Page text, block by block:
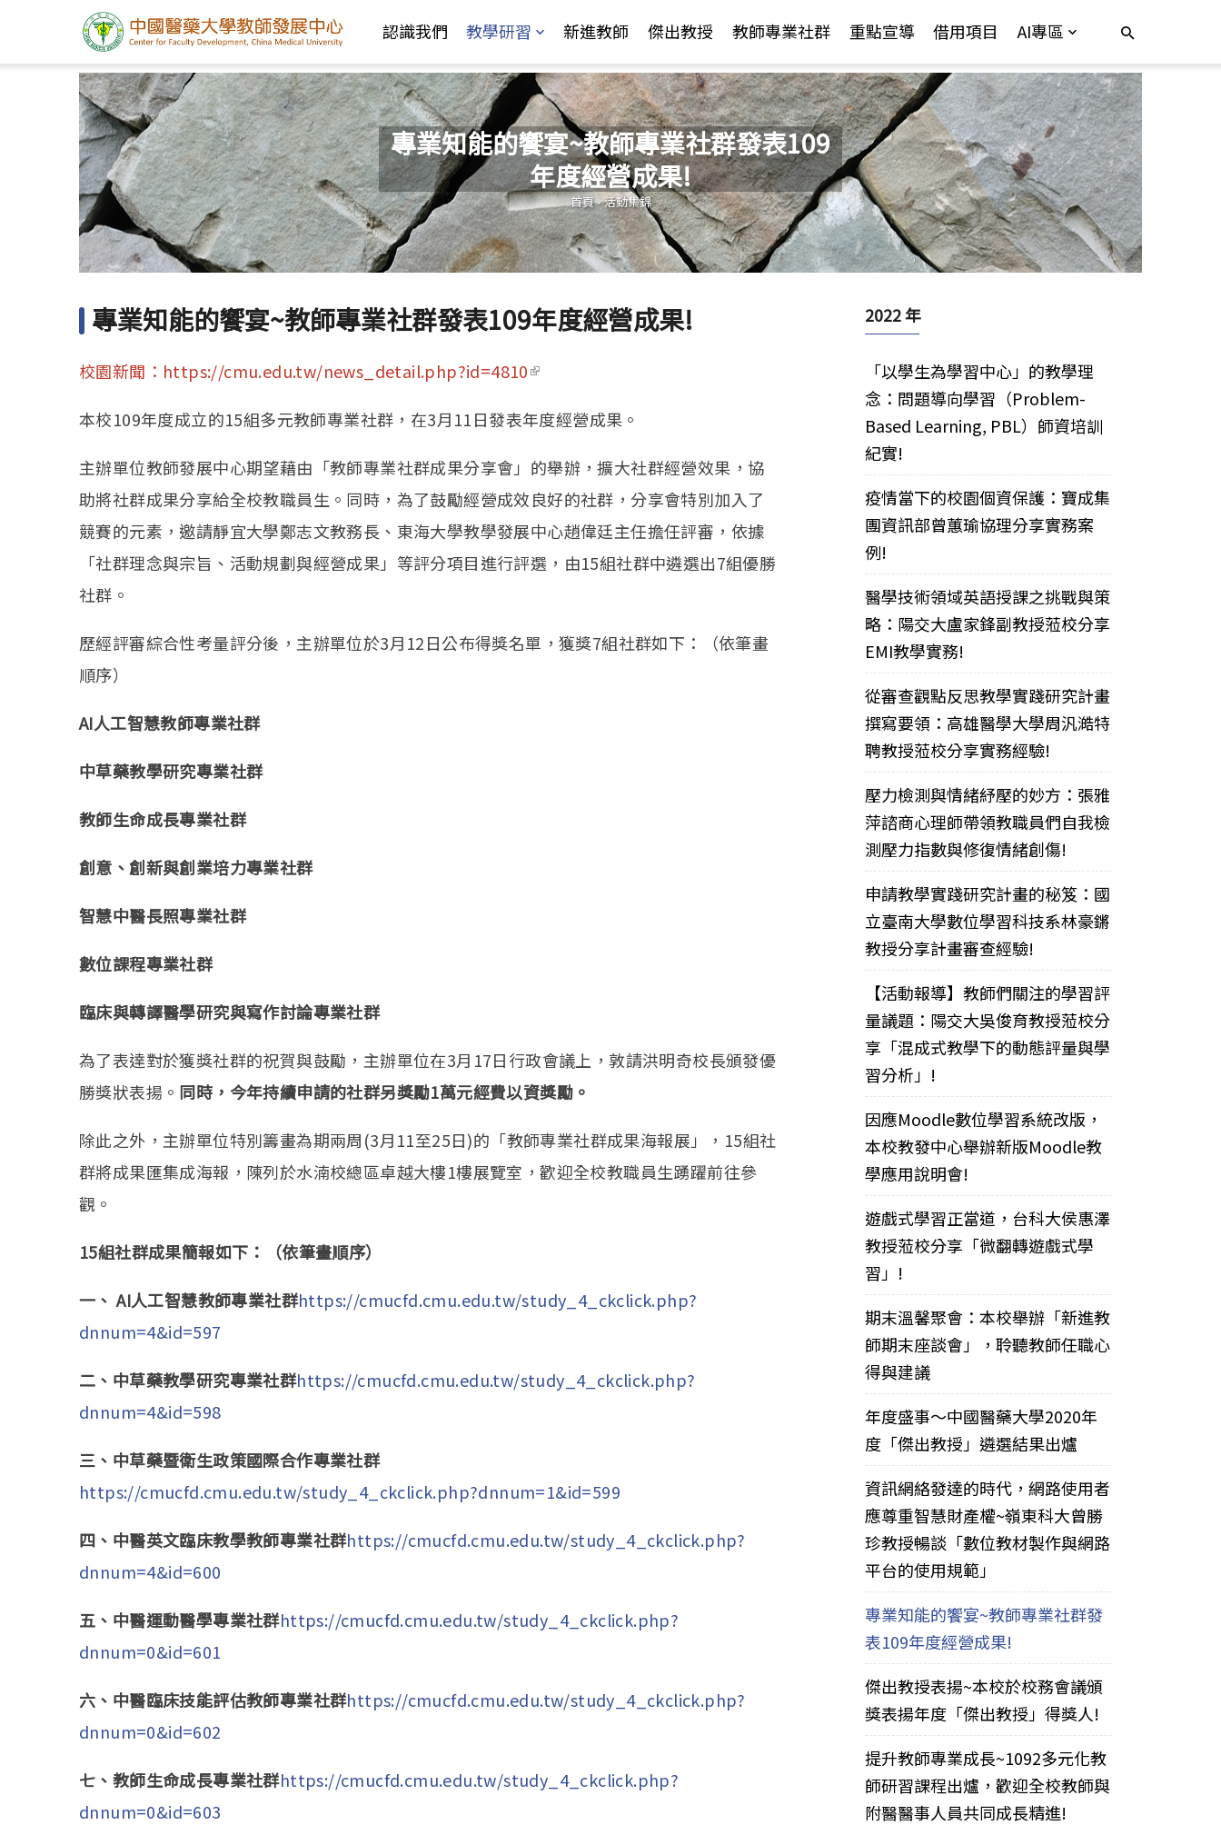
認識我們 教學研習 新進教師 傑出教授 教師專業社群 重點宣導 借用項目 AI專區
專業知能的饗宴~教師專業社群發表109
年度經營成果!
您在這裡
首頁-活動集錦
專業知能的饗宴~教師專業社群發表109年度經營成果!
校園新聞： https://cmu.edu.tw/news_detail.php?id=4810(link is external)
本校109年度成立的15組多元教師專業社群，在3月11日發表年度經營成果。
主辦單位教師發展中心期望藉由「教師專業社群成果分享會」的舉辦，擴大社群經營效果，協
助將社群成果分享給全校教職員生。同時，為了鼓勵經營成效良好的社群，分享會特別加入了
競賽的元素，邀請靜宜大學鄭志文教務長、東海大學教學發展中心趙偉廷主任擔任評審，依據
「社群理念與宗旨、活動規劃與經營成果」等評分項目進行評選，由15組社群中遴選出7組優勝
社群。
歷經評審綜合性考量評分後，主辦單位於3月12日公布得獎名單，獲獎7組社群如下：（依筆畫
順序）
AI人工智慧教師專業社群
中草藥教學研究專業社群
教師生命成長專業社群
創意、創新與創業培力專業社群
智慧中醫長照專業社群
數位課程專業社群
臨床與轉譯醫學研究與寫作討論專業社群
為了表達對於獲獎社群的祝賀與鼓勵，主辦單位在3月17日行政會議上，敦請洪明奇校長頒發優
勝獎狀表揚。 同時，今年持續申請的社群另獎勵1萬元經費以資獎勵。
除此之外，主辦單位特別籌畫為期兩周(3月11至25日)的「教師專業社群成果海報展」，15組社
群將成果匯集成海報，陳列於水湳校總區卓越大樓1樓展覽室，歡迎全校教職員生踴躍前往參
觀。
15組社群成果簡報如下：（依筆畫順序）
一、AI人工智慧教師專業社群https://cmucfd.cmu.edu.tw/study_4_ckclick.php?
dnnum=4&id=597
二、中草藥教學研究專業社群https://cmucfd.cmu.edu.tw/study_4_ckclick.php?
dnnum=4&id=598
三、中草藥暨衛生政策國際合作專業社群
https://cmucfd.cmu.edu.tw/study_4_ckclick.php?dnnum=1&id=599
四、中醫英文臨床教學教師專業社群https://cmucfd.cmu.edu.tw/study_4_ckclick.php?
dnnum=4&id=600
五、中醫運動醫學專業社群https://cmucfd.cmu.edu.tw/study_4_ckclick.php?
dnnum=0&id=601
六、中醫臨床技能評估教師專業社群https://cmucfd.cmu.edu.tw/study_4_ckclick.php?
dnnum=0&id=602
七、教師生命成長專業社群https://cmucfd.cmu.edu.tw/study_4_ckclick.php?
dnnum=0&id=603
2022 年
「以學生為學習中心」的教學理
念：問題導向學習（Problem-
Based Learning, PBL）師資培訓
紀實!
疫情當下的校園個資保護：寶成集
團資訊部曾蕙瑜協理分享實務案
例!
醫學技術領域英語授課之挑戰與策
略：陽交大盧家鋒副教授蒞校分享
EMI教學實務!
從審查觀點反思教學實踐研究計畫
撰寫要領：高雄醫學大學周汎澔特
聘教授蒞校分享實務經驗!
壓力檢測與情緒紓壓的妙方：張雅
萍諮商心理師帶領教職員們自我檢
測壓力指數與修復情緒創傷!
申請教學實踐研究計畫的秘笈：國
立臺南大學數位學習科技系林豪鏘
教授分享計畫審查經驗!
【活動報導】教師們關注的學習評
量議題：陽交大吳俊育教授蒞校分
享「混成式教學下的動態評量與學
習分析」!
因應Moodle數位學習系統改版，
本校教發中心舉辦新版Moodle教
學應用說明會!
遊戲式學習正當道，台科大侯惠澤
教授蒞校分享「微翻轉遊戲式學
習」!
期末溫馨聚會：本校舉辦「新進教
師期末座談會」，聆聽教師任職心
得與建議
年度盛事～中國醫藥大學2020年
度「傑出教授」遴選結果出爐
資訊網絡發達的時代，網路使用者
應尊重智慧財產權~嶺東科大曾勝
珍教授暢談「數位教材製作與網路
平台的使用規範」
專業知能的饗宴~教師專業社群發
表109年度經營成果!
傑出教授表揚~本校於校務會議頒
獎表揚年度「傑出教授」得獎人!
提升教師專業成長~1092多元化教
師研習課程出爐，歡迎全校教師與
附醫醫事人員共同成長精進!